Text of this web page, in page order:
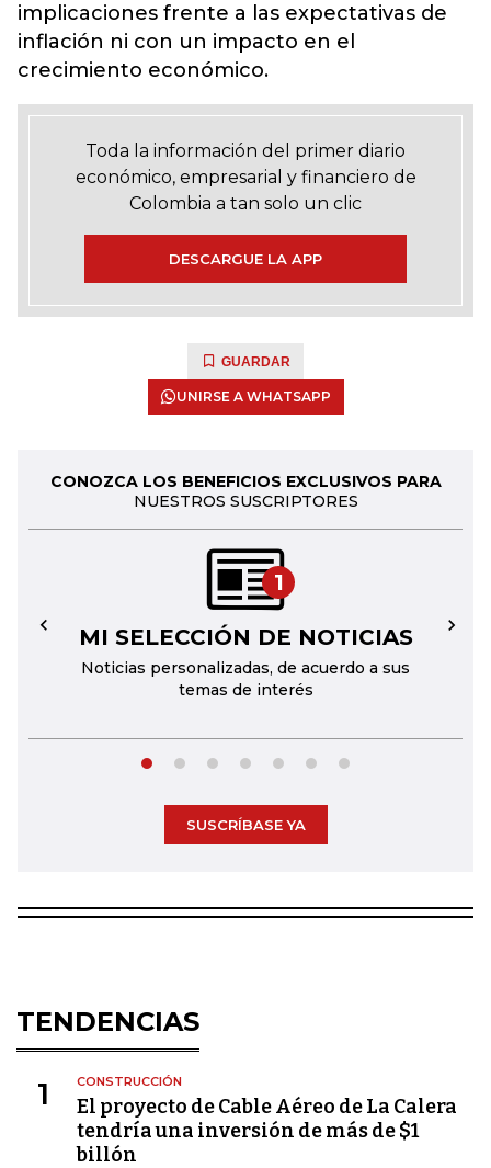
implicaciones frente a las expectativas de
inflación ni con un impacto en el
crecimiento económico.
Toda la información del primer diario
económico, empresarial y financiero de
Colombia a tan solo un clic
DESCARGUE LA APP
GUARDAR
UNIRSE A WHATSAPP
CONOZCA LOS BENEFICIOS EXCLUSIVOS PARA
NUESTROS SUSCRIPTORES
1
MI SELECCIÓN DE NOTICIAS
Noticias personalizadas, de acuerdo a sus
temas de interés
← →
SUSCRÍBASE YA
TENDENCIAS
1 CONSTRUCCIÓN
El proyecto de Cable Aéreo de La Calera
tendría una inversión de más de $1
billón